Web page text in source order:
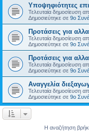
Υποψηφιότητες
Τελευταία δημοσίευση
Δημοσιεύτηκε σε 9ο
Προτάσεις για
Τελευταία δημοσίευση
Δημοσιεύτηκε σε 9ο
Προτάσεις για
Τελευταία δημοσίευση
Δημοσιεύτηκε σε 9ο
Αναγγελία
Τελευταία δημοσίευση
Δημοσιεύτηκε σε 9ο
Η αναζήτηση